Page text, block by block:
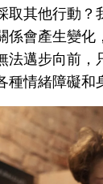
其他行動？
係會產生變
邁步向前，
情緒障礙和